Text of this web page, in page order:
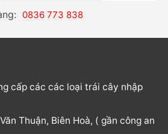
0836 773 838
cấp các các loại trái cây nhập
Thuận, Biên Hoà, ( gần công an